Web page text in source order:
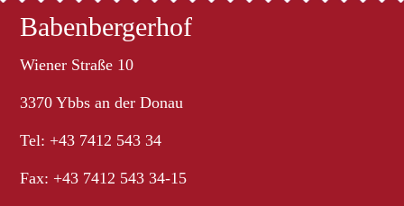
Babenbergerhof
Wiener Straße 10
3370 Ybbs an der Donau
Tel: +43 7412 543 34
Fax: +43 7412 543 34-15